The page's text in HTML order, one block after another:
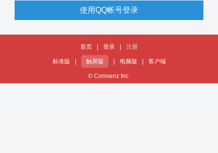
使用QQ帐号登录
首页 登录 注册
标准版 触屏版 电脑版 客户端
© Comsenz Inc.